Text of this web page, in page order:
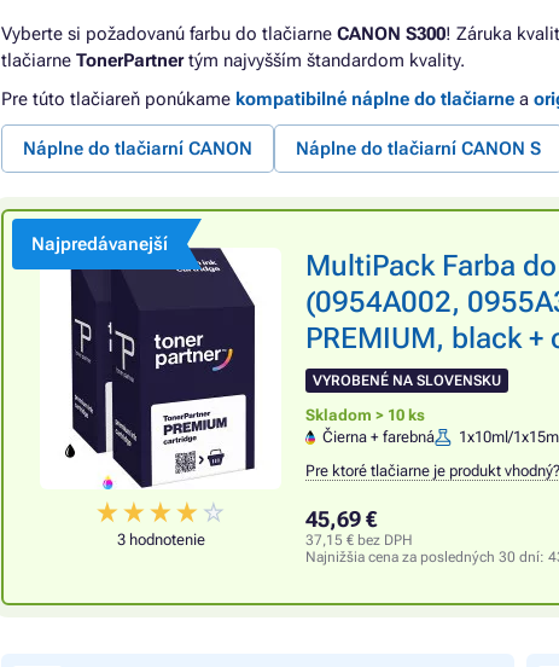
Vyberte si požadovanú farbu do tlačiarne CANON S300! Záruka
tlačiarne TonerPartnertým najvyšším štandardom kvality.
Pre túto tlačiareň ponúkame kompatibilné náplne do tlačiarne a
Náplne do tlačiarní CANON Náplne do tlačiarní CANON S
Najpredávanejší
3 hodnotenie
MultiPack Farba
(0954A002,
PREMIUM, black
VYROBENÉ NA SLOVENSKU
Skladom > 10 ks
Čierna + farebná
1x10ml/
Pre ktoré tlačiarne je produkt vhodný?
45,69 €
37,15 € bez DPH
Najnižšia cena za posledných 30 dní: